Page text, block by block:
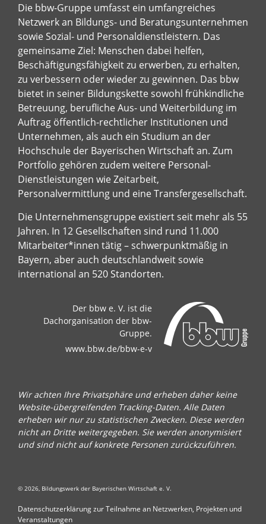
Die bbw-Gruppe umfasst ein umfangreiches
Netzwerk an Bildungs- und Beratungsunternehmen
sowie Sozial- und Personaldienstleistern. Das
gemeinsame Ziel: Menschen dabei helfen,
Beschäftigungsfähigkeit zu erwerben, zu erhalten,
zu verbessern oder wieder zu gewinnen. Das bbw
bietet in seiner Bildungskette sowohl frühkindliche
Betreuung, berufliche Aus- und Weiterbildung im
Auftrag öffentlich-rechtlicher Institutionen und
Unternehmen, als auch ein Studium an der
Hochschule der Bayerischen Wirtschaft an. Zum
Portfolio gehören zudem weitere Personal-
Dienstleistungen wie Zeitarbeit,
Personalvermittlung und eine Transfergesellschaft.
Die Unternehmensgruppe existiert seit mehr als 55
Jahren. In 12 Gesellschaften sind rund 11.000
Mitarbeiter*innen tätig – schwerpunktmäßig in
Bayern, aber auch deutschlandweit sowie
international an 520 Standorten.
Der bbw e. V. ist die
Dachorganisation der bbw-
Gruppe.
www.bbw.de/bbw-e-v
Wir achten Ihre Privatsphäre und erheben daher keine
Website-übergreifenden Tracking-Daten. Alle Daten
erheben wir nur zu statistischen Zwecken. Diese werden
nicht an Dritte weitergegeben. Sie werden anonymisiert
und sind nicht auf konkrete Personen zurückzuführen.
© 2026, Bildungswerk der Bayerischen Wirtschaft e. V.
Datenschutzerklärung zur Teilnahme an Netzwerken, Projekten und
Veranstaltungen